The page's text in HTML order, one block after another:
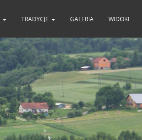
TRADYCJE GALERIA WIDOKI